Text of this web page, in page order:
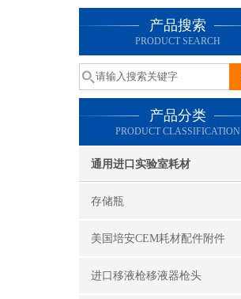
产品搜索
PRODUCT SEARCH
产品分类
PRODUCT CLASSIFICATION
通用进口实验室耗材
存储瓶
美国培安CEM耗材配件附件
进口移液枪移液器枪头